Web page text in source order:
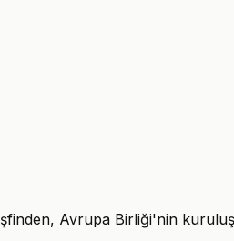
Avrupa Birliği'nin